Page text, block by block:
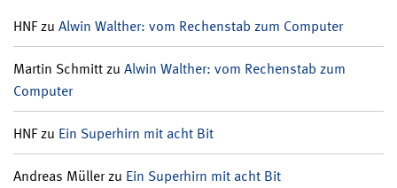
HNFzu Alwin Walther: vom Rechenstab zum Computer
Martin Schmittzu Alwin Walther: vom Rechenstab zum
Computer
HNFzu Ein Superhirn mit acht Bit
Andreas Müllerzu Ein Superhirn mit acht Bit